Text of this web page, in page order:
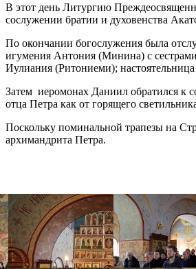
В этот день Литургию
сослужении братии и духовенства
По окончании богослужения была
игумения Антония (Минина) с
Иулиания (Ритониеми);
Затем иеромонах Даниил обратился к
отца Петра как от горящего
Поскольку поминальной трапезы на
архимандрита Петра.
Распечатать
Фото